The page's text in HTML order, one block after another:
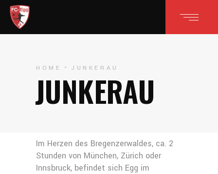
HOME JUNKERAU
JUNKERAU
Im Herzen des Bregenzerwaldes, ca. 2
Stunden von München, Zürich oder
Innsbruck, befindet sich Egg im